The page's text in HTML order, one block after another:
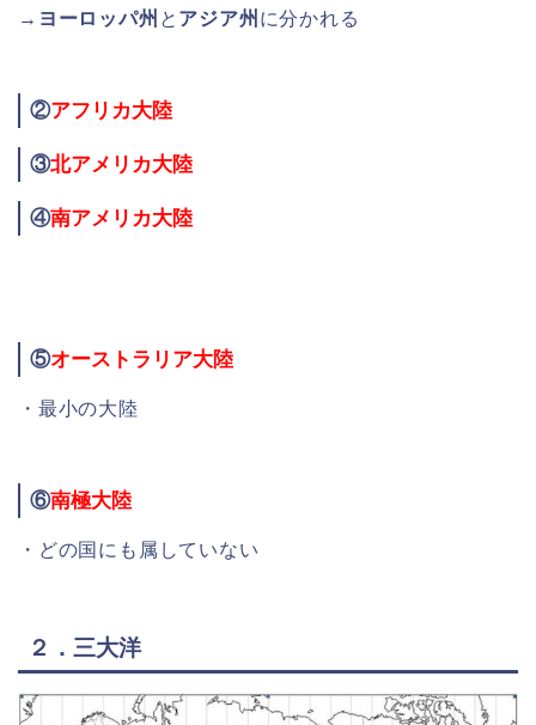
→ ヨーロッパ州 と アジア州 に分かれる
②アフリカ大陸
③北アメリカ大陸
④南アメリカ大陸
⑤オーストラリア大陸
・最小の大陸
⑥南極大陸
・どの国にも属していない
２．三大洋